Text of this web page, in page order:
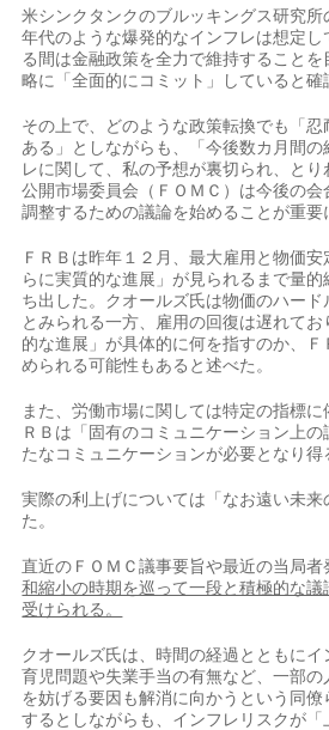
米シンクタンクのブルッキングス研究所
年代のような爆発的なインフレは想定
る間は金融政策を全力で維持すること
略に「全面的にコミット」していると確
その上で、どのような政策転換でも「
ある」としながらも、「今後数カ月間
レに関して、私の予想が裏切られ、と
公開市場委員会（ＦＯＭＣ）は今後の
調整するための議論を始めることが重要
ＦＲＢは昨年１２月、最大雇用と物価
らに実質的な進展」が見られるまで量
ち出した。クオールズ氏は物価のハー
とみられる一方、雇用の回復は遅れて
的な進展」が具体的に何を指すのか、
められる可能性もあると述べた。
また、労働市場に関しては特定の指標に
ＲＢは「固有のコミュニケーション上
たなコミュニケーションが必要となり得
実際の利上げについては「なお遠い未来
た。
直近のＦＯＭＣ議事要旨や最近の当局者
和縮小の時期を巡って一段と積極的な議
受けられる。
クオールズ氏は、時間の経過とともにイ
育児問題や失業手当の有無など、一部
を妨げる要因も解消に向かうという同
するとしながらも、インフレリスクが「